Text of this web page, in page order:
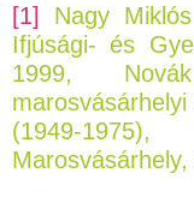
[1]
Nagy
Ifjúsági- és
1999,
(1949-
Marosvásárhely,